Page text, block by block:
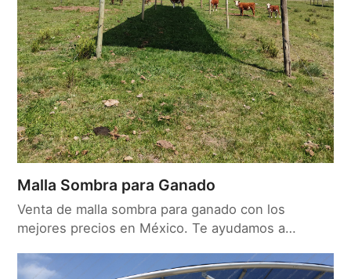
Malla Sombra para Ganado
Venta de malla sombra para ganado con los
mejores precios en México. Te ayudamos a…